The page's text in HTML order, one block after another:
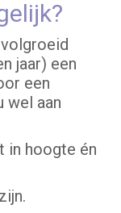
jaar) een
een
wel aan
in hoogte én